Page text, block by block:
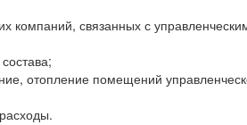
компаний, связанных с
отопление помещений